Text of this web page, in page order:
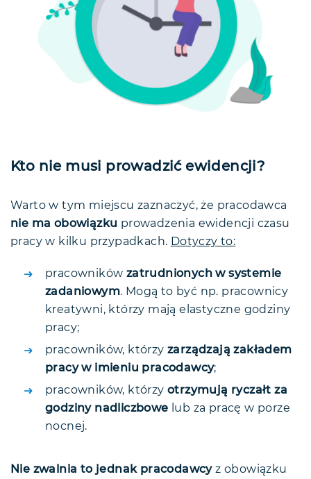
Kto nie musi prowadzić ewidencji?
Warto w tym miejscu zaznaczyć, że pracodawca
nie ma obowiązku prowadzenia ewidencji czasu
pracy w kilku przypadkach. Dotyczy to:
pracowników zatrudnionych w systemie
zadaniowym. Mogą to być np. pracownicy
kreatywni, którzy mają elastyczne godziny
pracy;
pracowników, którzy zarządzają zakładem
pracy w imieniu pracodawcy;
pracowników, którzy otrzymują ryczałt za
godziny nadliczbowe lub za pracę w porze
nocnej.
Nie zwalnia to jednak pracodawcyz obowiązku